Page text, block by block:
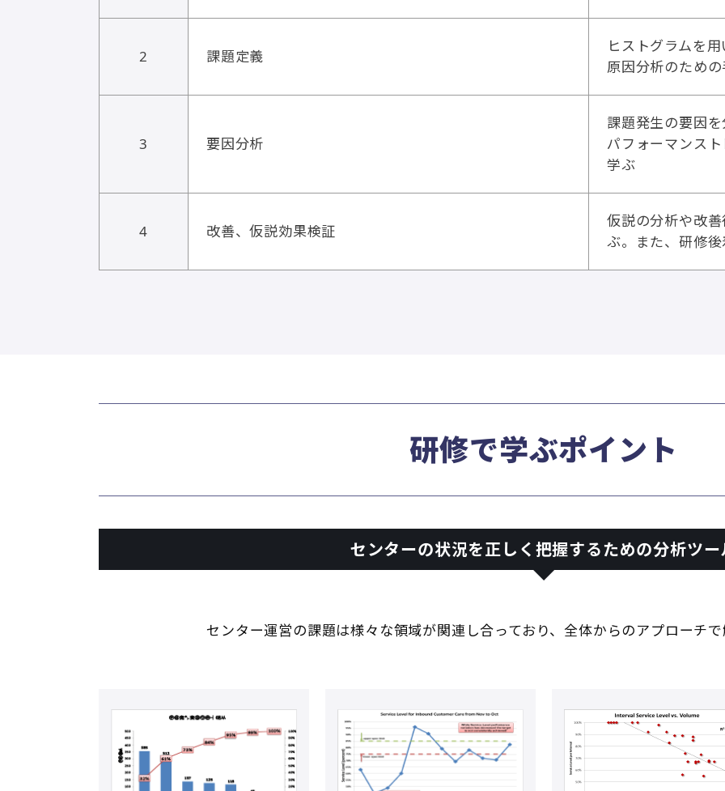
2 課題定義
ヒストグラムを
原因分析のため
3 要因分析
課題発生の要因
パフォーマンス
学ぶ
4 改善、仮説効果検証
仮説の分析や改
ぶ。また、研修
研修で学ぶポイント
センターの状況を正しく把握するための分析ツー
センター運営の課題は様々な領域が関連し合っており、全体からのアプローチ